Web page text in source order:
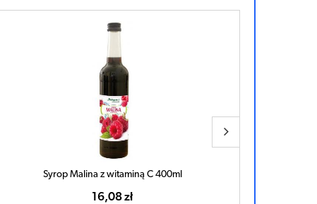
Syrop Malina z witaminą C 400ml
16,08 zł